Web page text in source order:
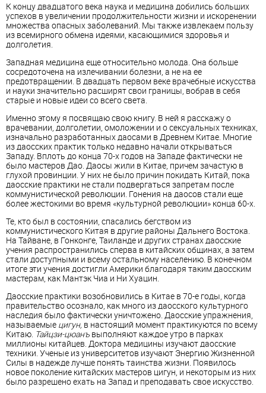
К концу двадцатого века наука и медицина добились больших
успехов в увеличении продолжительности жизни и искоренении
множества опасных заболеваний. Мы также извлекаем пользу
из всемирного обмена идеями, касающимися здоровья и
долголетия.
Западная медицина еще относительно молода. Она больше
сосредоточена на излечивании болезни, а не на ее
предотвращении. В двадцать первом веке врачебные искусства
и науки значительно расширят свои границы, вобрав в себя
старые и новые идеи со всего света.
Именно этому я посвящаю свою книгу. В ней я расскажу о
врачевании, долголетии, омоложении и о сексуальных техниках,
изначально разработанных даосами в Древнем Китае. Многие
из даосских практик только недавно начали открываться
Западу. Вплоть до конца 70-х годов на Западе фактически не
было мастеров Дао. Даосы жили в Китае, причем зачастую в
глухой провинции. У них не было причин покидать Китай, пока
даосские практики не стали подвергаться запретам после
коммунистической революции. Гонения на даосов стали еще
более жестокими во время «культурной революции» конца 60-х.
Те, кто был в состоянии, спасались бегством из
коммунистического Китая в другие районы Дальнего Востока.
На Тайване, в Гонконге, Таиланде и других странах даосские
учения распространились сперва в китайских общинах, а затем
стали доступными и всему остальному населению. В конечном
итоге эти учения достигли Америки благодаря таким даосским
мастерам, как Мантэк Чиа и Ни Хуацин.
Даосские практики возобновились в Китае в 70-е годы, когда
правительство осознало, как много из даосского культурного
наследия было фактически уничтожено. Даосские упражнения,
называемые цигун, в настоящий момент практикуются по всему
Китаю. Тайцзи-цюанъ выполняют каждое утро в парках
миллионы китайцев. Доктора медицины изучают даосские
техники. Ученые из университетов изучают Энергию Жизненной
Силы в надежде лучше понять таинства жизни. Появилось
новое поколение китайских мастеров цигун, и некоторым из них
было разрешено ехать на Запад и преподавать свое искусство.